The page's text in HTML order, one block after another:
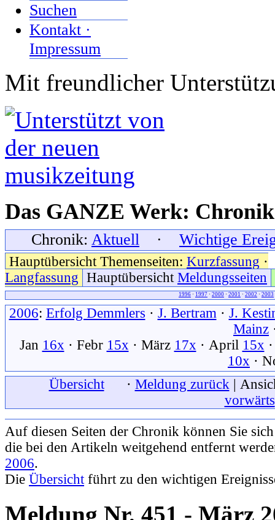
Suchen
Kontakt ·
Impressum
Mit freundlicher
Das GANZE Werk:
Chronik: Aktuell · Wichtige
Hauptübersicht Themenseiten: Kurzfassung ·
Langfassung Hauptübersicht Meldungsseiten
1996 · 1997 · 2000 · 2001 · 2002 · 2003
2006: Erfolg Demmlers · J. Bertram · J.
Mainz
Jan 16x · Febr 15x · März 17x · April 15x
10x ·
Übersichtxxx · Meldung zurück |
vorwärts
Auf diesen Seiten der Chronik können Sie
die bei den Artikeln weitgehend entfernt
2006.
Die Übersicht führt zu den wichtigen
Meldung Nr. 451 - März